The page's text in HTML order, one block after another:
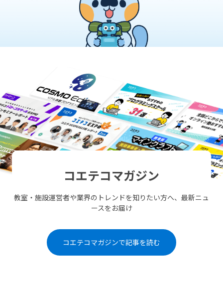
コエテコマガジン
教室・施設運営者や業界のトレンドを知りたい方へ、最新ニュ
ースをお届け
コエテコマガジンで記事を読む